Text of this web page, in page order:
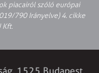
piacairól szóló európai
790 Irányelve) 4. cikke
Kft.